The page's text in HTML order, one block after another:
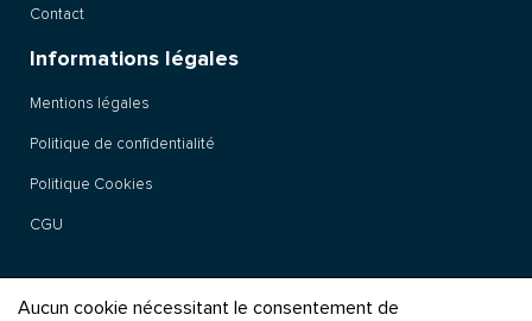
Contact
Informations légales
Mentions légales
Politique de confidentialité
Politique Cookies
CGU
Aucun cookie nécessitant le consentement de